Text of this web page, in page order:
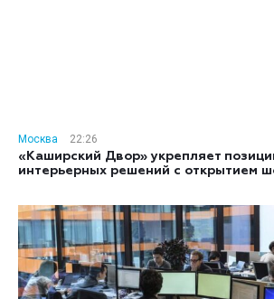
Москва
22:26
«Каширский Двор» укрепляет
интерьерных решений с открытием